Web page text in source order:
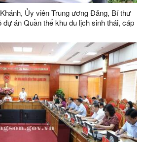
Ủy viên Trung ương Đảng, Bí thư
án Quần thể khu du lịch sinh thái, cáp